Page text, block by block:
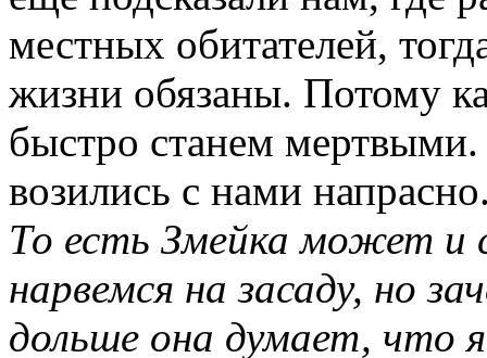
местных обитателей,
жизни обязаны. Потому
быстро станем
возились с нами
То есть Змейка может и
нарвемся на засаду, но
дольше она думает, что